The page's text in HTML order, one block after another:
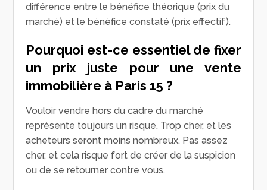
différence entre le bénéfice théorique (prix du
marché) et le bénéfice constaté (prix effectif).
Pourquoi est-ce essentiel de fixer
un prix juste pour une vente
immobilière à Paris 15 ?
Vouloir vendre hors du cadre du marché
représente toujours un risque. Trop cher, et les
acheteurs seront moins nombreux. Pas assez
cher, et cela risque fort de créer de la suspicion
ou de se retourner contre vous.